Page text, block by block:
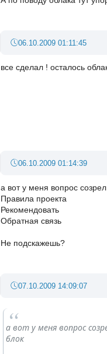
06.10.2009 01:11:45
все сделал ! осталось
06.10.2009 01:14:39
а вот у меня вопрос
Правила проекта
Рекомендовать
Обратная связь
Не подскажешь?
07.10.2009 14:09:07
а вот у меня вопрос
блок